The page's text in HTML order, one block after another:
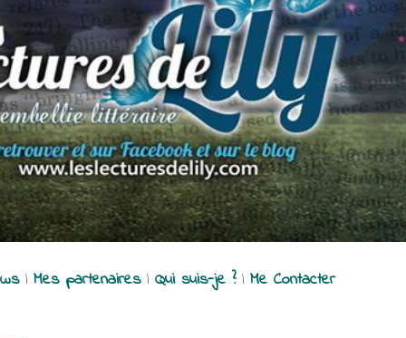
| Mes partenaires| Qui suis-je ?| Me Contacter